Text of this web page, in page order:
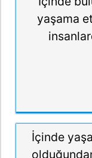
yaşama
İçinde